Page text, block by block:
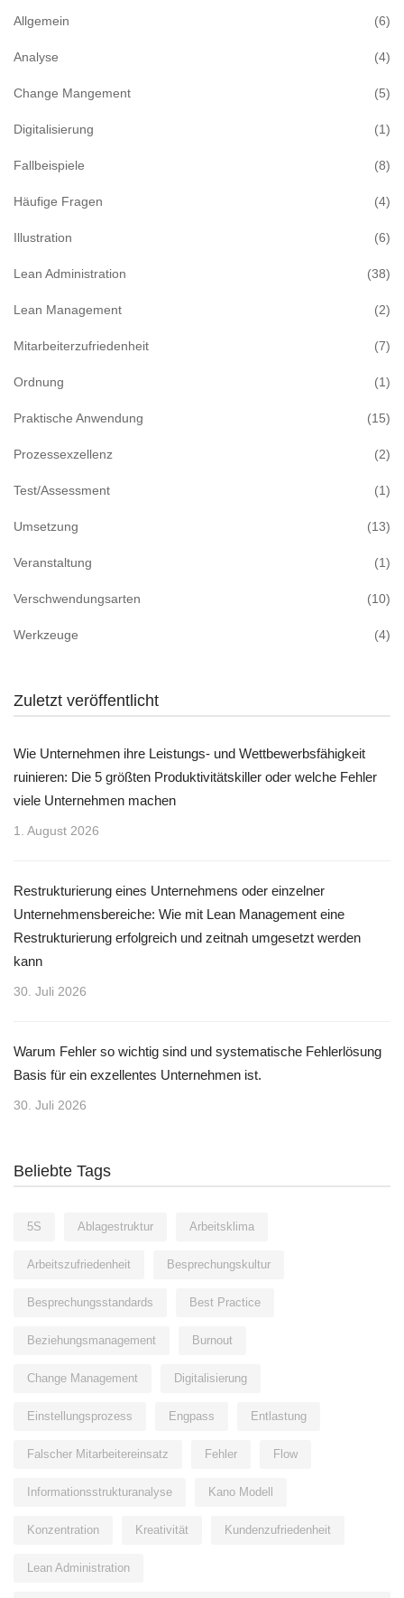
Allgemein (6)
Analyse (4)
Change Mangement (5)
Digitalisierung (1)
Fallbeispiele (8)
Häufige Fragen (4)
Illustration (6)
Lean Administration (38)
Lean Management (2)
Mitarbeiterzufriedenheit (7)
Ordnung (1)
Praktische Anwendung (15)
Prozessexzellenz (2)
Test/Assessment (1)
Umsetzung (13)
Veranstaltung (1)
Verschwendungsarten (10)
Werkzeuge (4)
Zuletzt veröffentlicht
Wie Unternehmen ihre Leistungs- und Wettbewerbsfähigkeit
ruinieren: Die 5 größten Produktivitätskiller oder welche Fehler
viele Unternehmen machen
1. August 2026
Restrukturierung eines Unternehmens oder einzelner
Unternehmensbereiche: Wie mit Lean Management eine
Restrukturierung erfolgreich und zeitnah umgesetzt werden
kann
30. Juli 2026
Warum Fehler so wichtig sind und systematische Fehlerlösung
Basis für ein exzellentes Unternehmen ist.
30. Juli 2026
Beliebte Tags
5S Ablagestruktur Arbeitsklima
Arbeitszufriedenheit Besprechungskultur
Besprechungsstandards Best Practice
Beziehungsmanagement Burnout
Change Management Digitalisierung
Einstellungsprozess Engpass Entlastung
Falscher Mitarbeitereinsatz Fehler Flow
Informationsstrukturanalyse Kano Modell
Konzentration Kreativität Kundenzufriedenheit
Lean Administration